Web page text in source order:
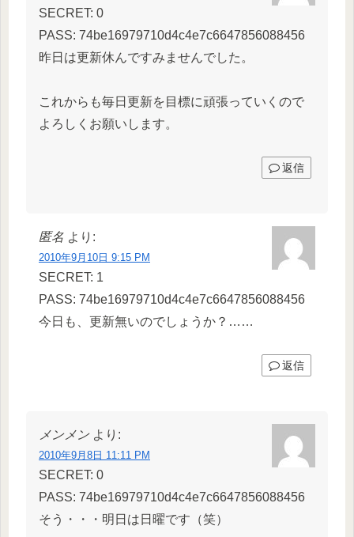
SECRET: 0
PASS: 74be16979710d4c4e7c6647856088456
昨日は更新休んですみませんでした。
これからも毎日更新を目標に頑張っていくので
よろしくお願いします。
返信
匿名 より:
2010年9月10日 9:15 PM
SECRET: 1
PASS: 74be16979710d4c4e7c6647856088456
今日も、更新無いのでしょうか？……
返信
メンメン より:
2010年9月8日 11:11 PM
SECRET: 0
PASS: 74be16979710d4c4e7c6647856088456
そう・・・明日は日曜です（笑）